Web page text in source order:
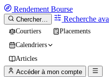
Rendement Bourse
Chercher… Recherche
Courtiers
Placements
Calendriers
Articles
Accéder à mon compte